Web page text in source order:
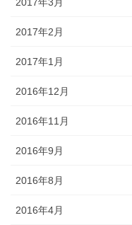
2017年3月
2017年2月
2017年1月
2016年12月
2016年11月
2016年9月
2016年8月
2016年4月